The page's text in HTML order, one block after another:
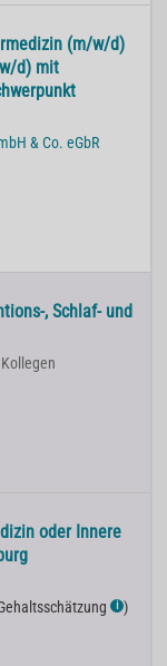
(m/w/d)
d) mit
& Co. eGbR
, Schlaf- und
oder Innere
ℹ )